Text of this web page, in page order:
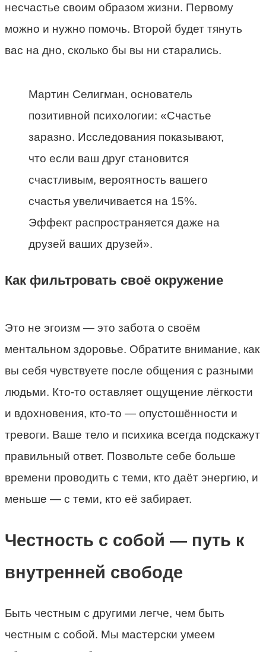
несчастье своим образом жизни. Первому
можно и нужно помочь. Второй будет тянуть
вас на дно, сколько бы вы ни старались.
Мартин Селигман, основатель
позитивной психологии: «Счастье
заразно. Исследования показывают,
что если ваш друг становится
счастливым, вероятность вашего
счастья увеличивается на 15%.
Эффект распространяется даже на
друзей ваших друзей».
Как фильтровать своё окружение
Это не эгоизм — это забота о своём
ментальном здоровье. Обратите внимание, как
вы себя чувствуете после общения с разными
людьми. Кто-то оставляет ощущение лёгкости
и вдохновения, кто-то — опустошённости и
тревоги. Ваше тело и психика всегда подскажут
правильный ответ. Позвольте себе больше
времени проводить с теми, кто даёт энергию, и
меньше — с теми, кто её забирает.
Честность с собой — путь к
внутренней свободе
Быть честным с другими легче, чем быть
честным с собой. Мы мастерски умеем